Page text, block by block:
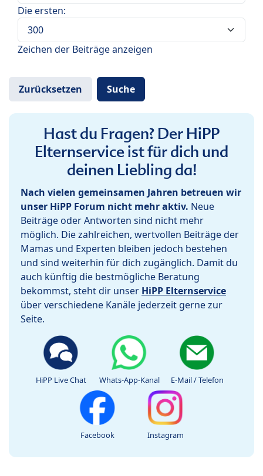
Die ersten:
Zeichen der Beiträge anzeigen
Hast du Fragen? Der HiPP
Elternservice ist für dich und
deinen Liebling da!
Nach vielen gemeinsamen Jahren betreuen wir
unser HiPP Forum nicht mehr aktiv. Neue
Beiträge oder Antworten sind nicht mehr
möglich. Die zahlreichen, wertvollen Beiträge der
Mamas und Experten bleiben jedoch bestehen
und sind weiterhin für dich zugänglich. Damit du
auch künftig die bestmögliche Beratung
bekommst, steht dir unser HiPP Elternservice
über verschiedene Kanäle jederzeit gerne zur
Seite.
HiPP Live Chat Whats-App-Kanal E-Mail / Telefon
Facebook Instagram